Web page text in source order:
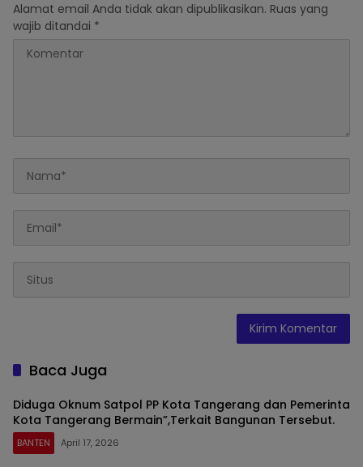
Alamat email Anda tidak akan dipublikasikan. Ruas yang
wajib ditandai *
Baca Juga
Diduga Oknum Satpol PP Kota Tangerang dan Pemerinta
Kota Tangerang Bermain”,Terkait Bangunan Tersebut.
BANTEN April 17, 2026